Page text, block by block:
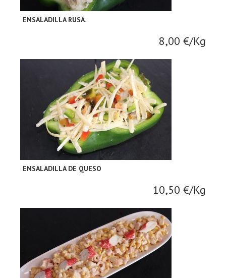
ENSALADILLA RUSA.
8,00 €/Kg
ENSALADILLA DE QUESO
10,50 €/Kg